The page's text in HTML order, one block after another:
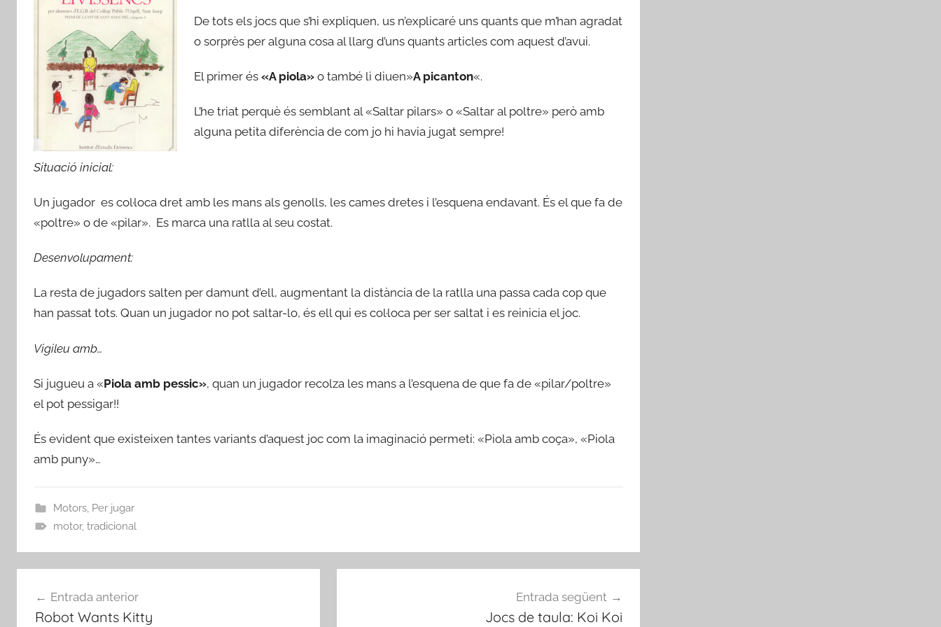
De tots els jocs que s’hi expliquen, us n’explicaré uns quants que m’han agradat
o sorprès per alguna cosa al llarg d’uns quants articles com aquest d’avui.
El primer és «A piola» o també li diuen»A picanton«.
L’he triat perquè és semblant al «Saltar pilars» o «Saltar al poltre» però amb
alguna petita diferència de com jo hi havia jugat sempre!
Situació inicial:
Un jugador es col·loca dret amb les mans als genolls, les cames dretes i l’esquena endavant. És el que fa de
«poltre» o de «pilar». Es marca una ratlla al seu costat.
Desenvolupament:
La resta de jugadors salten per damunt d’ell, augmentant la distància de la ratlla una passa cada cop que
han passat tots. Quan un jugador no pot saltar-lo, és ell qui es col·loca per ser saltat i es reinicia el joc.
Vigileu amb…
Si jugueu a «Piola amb pessic», quan un jugador recolza les mans a l’esquena de que fa de «pilar/poltre»
el pot pessigar!!
És evident que existeixen tantes variants d’aquest joc com la imaginació permeti: «Piola amb coça», «Piola
amb puny»…
Motors, Per jugar
motor, tradicional
d'entrades
Entrada anterior
Robot Wants Kitty
Entrada següent
Jocs de taula: Koi Koi